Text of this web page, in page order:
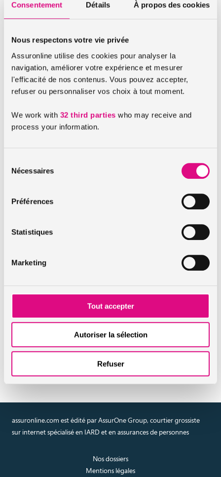
Consentement Détails À propos des cookies
Nous respectons votre vie privée
Assuronline utilise des cookies pour analyser la
navigation, améliorer votre expérience et mesurer
l'efficacité de nos contenus. Vous pouvez accepter,
refuser ou personnaliser vos choix à tout moment.
We work with 32 third parties who may receive and
process your information.
Nécessaires
Préférences
Statistiques
Marketing
Tout accepter
Autoriser la sélection
Refuser
thème de la sécurité routière. De quoi passer le temps !
Appli de l’Union Européenne : en attendant
une potentielle harmonisation des règles
Sujet depuis les années 2010, l’harmonisation des règles
routières en Europe est encore au cœur des débats pour
tenter d’enrayer les près de 25 500 européens tués par la
Donc à défaut d’harmoniser l’ensemble des
Pour conclure, «
» est disponible sur les
La règlementation de la plaque d’immatriculation
de police
Les dossiers assuronline
La FAQ assuronline
assuronline.com est édité par AssurOne Group, courtier grossiste
sur internet spécialisé en IARD et en assurances de personnes
Nos dossiers
Mentions légales